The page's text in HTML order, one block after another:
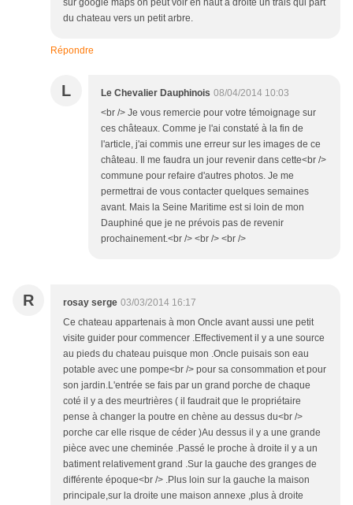
sur google maps on peut voir en haut à droite un trais qui part
du chateau vers un petit arbre.
Répondre
L Le Chevalier Dauphinois 08/04/2014 10:03
<br /> Je vous remercie pour votre témoignage sur
ces châteaux. Comme je l'ai constaté à la fin de
l'article, j'ai commis une erreur sur les images de ce
château. Il me faudra un jour revenir dans cette<br />
commune pour refaire d'autres photos. Je me
permettrai de vous contacter quelques semaines
avant. Mais la Seine Maritime est si loin de mon
Dauphiné que je ne prévois pas de revenir
prochainement.<br /> <br /> <br />
R rosay serge 03/03/2014 16:17
Ce chateau appartenais à mon Oncle avant aussi une petit
visite guider pour commencer .Effectivement il y a une source
au pieds du chateau puisque mon .Oncle puisais son eau
potable avec une pompe<br /> pour sa consommation et pour
son jardin.L'entrée se fais par un grand porche de chaque
coté il y a des meurtrières ( il faudrait que le propriétaire
pense à changer la poutre en chène au dessus du<br />
porche car elle risque de céder )Au dessus il y a une grande
pièce avec une cheminée .Passé le proche à droite il y a un
batiment relativement grand .Sur la gauche des granges de
différente époque<br /> .Plus loin sur la gauche la maison
principale,sur la droite une maison annexe ,plus à droite